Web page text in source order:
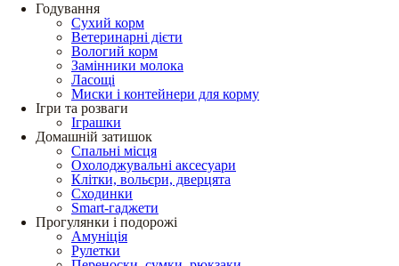
Годування
Сухий корм
Ветеринарні дієти
Вологий корм
Замінники молока
Ласощі
Миски і контейнери для корму
Ігри та розваги
Іграшки
Домашній затишок
Спальні місця
Охолоджувальні аксесуари
Клітки, вольєри, дверцята
Сходинки
Smart-гаджети
Прогулянки і подорожі
Амуніція
Рулетки